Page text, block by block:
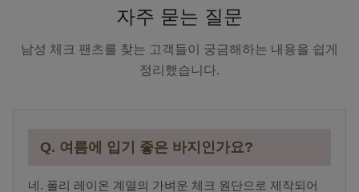
자주 묻는 질문
남성 체크 팬츠를 찾는 고객들이 궁금해하는 내용을 쉽게
정리했습니다.
Q. 여름에 입기 좋은 바지인가요?
네. 폴리 레이온 계열의 가벼운 체크 원단으로 제작되어